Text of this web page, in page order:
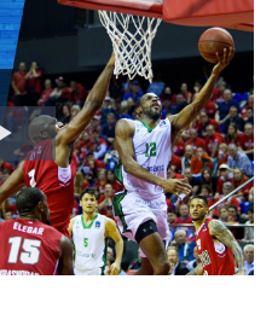
Video
abspielen